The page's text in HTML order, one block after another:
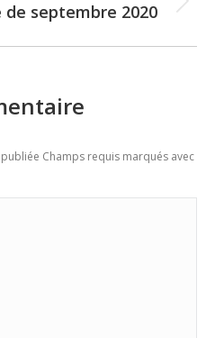
Nextseptembre 2020
Champs requis marqués avec